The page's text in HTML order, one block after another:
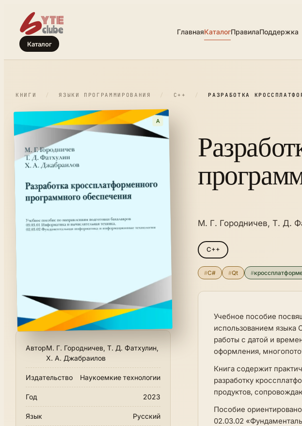
Каталог
ГлавнаяКаталогПравилаПоддержка
КНИГИ / ЯЗЫКИ ПРОГРАММИРОВАНИЯ / C++ / РАЗРАБОТКА
A
АвторМ. Г. Городничев, Т. Д. Фатхулин,
Х. А. Джабраилов
Издательство Наукоемкие технологии
Год 2023
Язык Русский
М. Г. Городничев, Т. Д.
C++
#C# #Qt #
Учебное пособие
использованием языка
работы с датой и
оформления,
Книга содержит
разработку
продуктов,
Пособие
02.03.02